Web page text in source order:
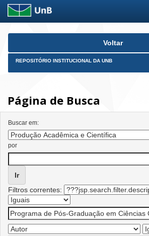
Skip
Voltar
REPOSITÓRIO INSTITUCIONAL DA UNB
Página de Busca
Buscar em:
por
Filtros correntes: